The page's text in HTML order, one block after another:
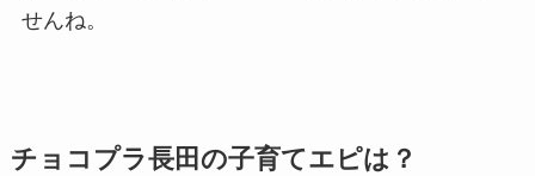
せんね。
チョコプラ長田の子育てエピは？